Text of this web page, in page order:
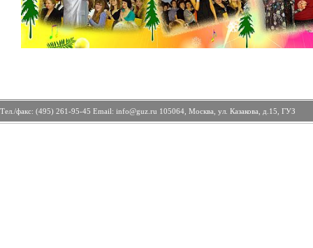
Тел./факс: (495) 261-95-45 Email: info@guz.ru 105064, Москва, ул. Казакова, д.15, ГУЗ